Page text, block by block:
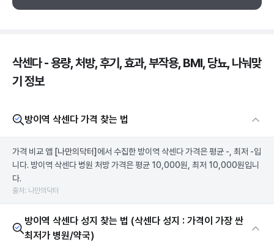
삭센다 - 용량, 처방, 후기, 효과, 부작용, BMI, 당뇨, 나눠맞
기 정보
방이역 삭센다 가격 찾는 법
가격 비교 앱 [나만의닥터] 에서 수집한 방이역 삭센다 가격은 평균 -, 최저 -입
니다. 방이역 삭센다 병원 처방 가격은 평균 10,000원, 최저 10,000원입니
다.
출처: 나만의닥터
방이역 삭센다 성지 찾는 법 (삭센다 성지 : 가격이 가장 싼
최저가 병원/약국)